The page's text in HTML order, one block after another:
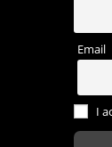
Email
I